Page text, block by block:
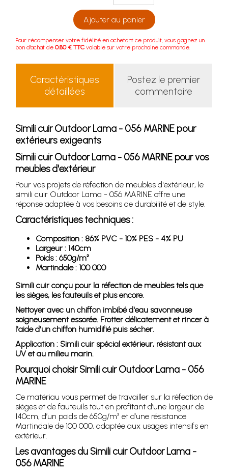
Ajouter au panier
Pour récompenser votre fidélité en achetant ce produit, vous gagnez un
bon d'achat de 0.80 € TTC valable sur votre prochaine commande.
Caractéristiques
détaillées
Postez le premier
commentaire
Simili cuir Outdoor Lama - 056 MARINE pour
extérieurs exigeants
Simili cuir Outdoor Lama - 056 MARINE pour vos
meubles d'extérieur
Pour vos projets de réfection de meubles d'extérieur, le
simili cuir Outdoor Lama - 056 MARINE offre une
réponse adaptée à vos besoins de durabilité et de style.
Caractéristiques techniques :
Composition : 86% PVC - 10% PES - 4% PU
Largeur : 140cm
Poids : 650g/m²
Martindale : 100 000
Simili cuir conçu pour la réfection de meubles tels que
les sièges, les fauteuils et plus encore.
Nettoyer avec un chiffon imbibé d'eau savonneuse
soigneusement essorée. Frotter délicatement et rincer à
l'aide d'un chiffon humidifié puis sécher.
Application : Simili cuir spécial extérieur, résistant aux
UV et au milieu marin.
Pourquoi choisir Simili cuir Outdoor Lama - 056
MARINE
Ce matériau vous permet de travailler sur la réfection de
sièges et de fauteuils tout en profitant d’une largeur de
140cm, d’un poids de 650g/m² et d’une résistance
Martindale de 100 000, adaptée aux usages intensifs en
extérieur.
Les avantages du Simili cuir Outdoor Lama -
056 MARINE